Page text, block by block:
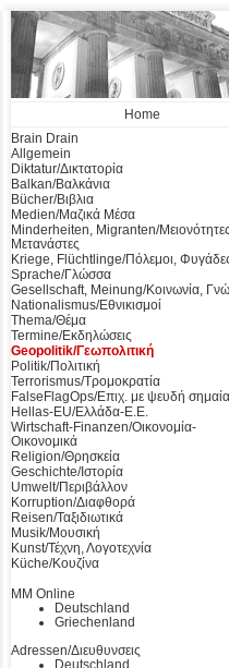
Home
Brain Drain
Allgemein
Diktatur/Δικτατορία
Balkan/Βαλκάνια
Bücher/Βιβλια
Medien/Μαζικά Μέσα
Minderheiten, Migranten/
Μετανάστες
Kriege, Flüchtlinge/Πόλεμοι,
Sprache/Γλώσσα
Gesellschaft, Meinung/Κοινωνία,
Nationalismus/Εθνικισμοί
Thema/Θέμα
Termine/Εκδηλώσεις
Geopolitik/Γεωπολιτική
Politik/Πολιτική
Terrorismus/Τρομοκρατία
FalseFlagOps/Επιχ. με ψευδή σημαία
Hellas-EU/Ελλάδα-Ε.Ε.
Wirtschaft-Finanzen/Οικονομία-
Οικονομικά
Religion/Θρησκεία
Geschichte/Ιστορία
Umwelt/Περιβάλλον
Korruption/Διαφθορά
Reisen/Ταξιδιωτικά
Musik/Μουσική
Kunst/Τέχνη, Λογοτεχνία
Küche/Κουζίνα
MM Online
Deutschland
Griechenland
Adressen/Διευθυνσεις
Deutschland